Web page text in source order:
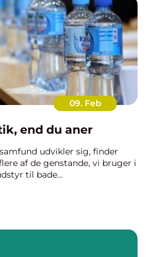
09. Feb
end du aner
udvikler sig, finder
af de genstande, vi bruger i
til bade...